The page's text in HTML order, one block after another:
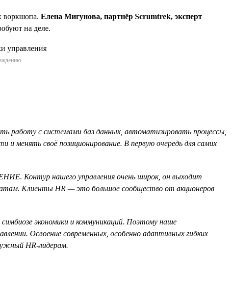
воркшопа. Елена Мигунова, партнёр Scrumtrek, эксперт
на деле.
с системами баз данных, автоматизировать процессы,
менять своё позиционирование. В первую очередь для самих
Контур нашего управления очень широк, он выходит
Клиенты HR — это большое сообщество от акционеров
экономики и коммуникаций. Поэтому наше
Освоение современных, особенно адаптивных гибких
HR-лидерам.